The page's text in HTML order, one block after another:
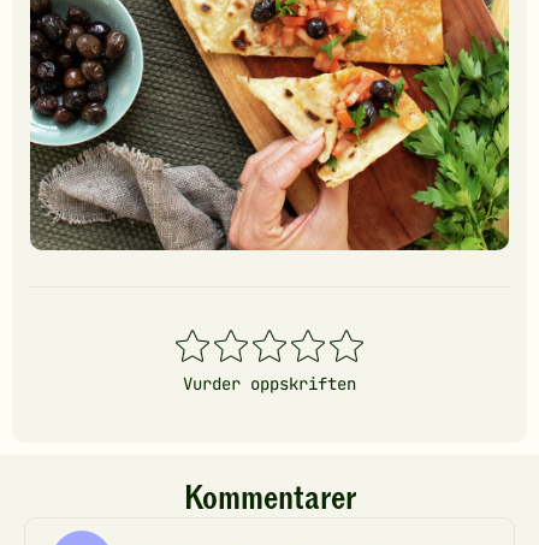
1
stjerner
2
stjerner
3
stjerner
4
stjerner
5
stjerner
Vurder oppskriften
Kommentarer